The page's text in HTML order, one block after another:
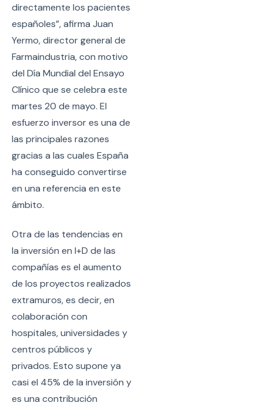
directamente los pacientes
españoles”, afirma Juan
Yermo, director general de
Farmaindustria, con motivo
del Día Mundial del Ensayo
Clínico que se celebra este
martes 20 de mayo. El
esfuerzo inversor es una de
las principales razones
gracias a las cuales España
ha conseguido convertirse
en una referencia en este
ámbito.
Otra de las tendencias en
la inversión en I+D de las
compañías es el aumento
de los proyectos realizados
extramuros, es decir, en
colaboración con
hospitales, universidades y
centros públicos y
privados. Esto supone ya
casi el 45% de la inversión y
es una contribución